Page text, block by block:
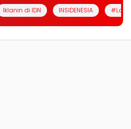
Iklanin di IDN INSIDENESIA